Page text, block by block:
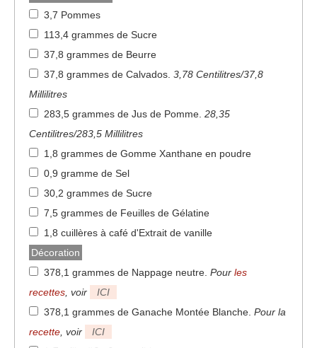
3,7 Pommes
113,4 grammes de Sucre
37,8 grammes de Beurre
37,8 grammes de Calvados. 3,78 Centilitres/37,8
Millilitres
283,5 grammes de Jus de Pomme. 28,35
Centilitres/283,5 Millilitres
1,8 grammes de Gomme Xanthane en poudre
0,9 gramme de Sel
30,2 grammes de Sucre
7,5 grammes de Feuilles de Gélatine
1,8 cuillères à café d'Extrait de vanille
Décoration
378,1 grammes de Nappage neutre. Pour les
recettes, voir
ICI
378,1 grammes de Ganache Montée Blanche. Pour la
recette, voir
ICI